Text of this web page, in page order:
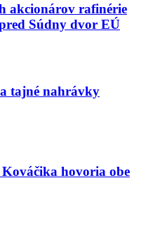
akcionárov rafinérie
Súdny dvor EÚ
tajné nahrávky
hovoria obe